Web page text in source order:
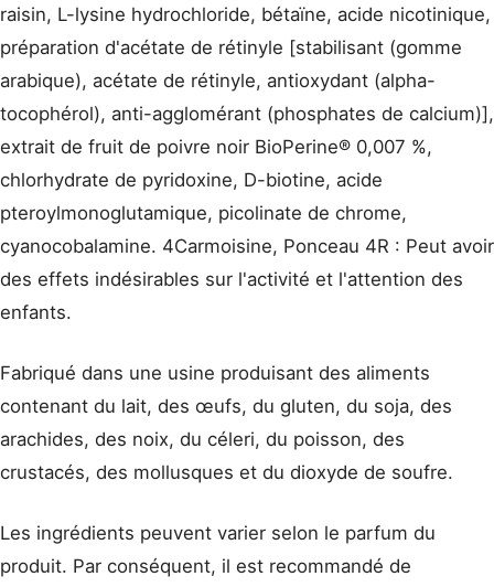
raisin, L-lysine hydrochloride, bétaïne, acide nicotinique,
préparation d'acétate de rétinyle [stabilisant (gomme
arabique), acétate de rétinyle, antioxydant (alpha-
tocophérol), anti-agglomérant (phosphates de calcium)],
extrait de fruit de poivre noir BioPerine® 0,007 %,
chlorhydrate de pyridoxine, D-biotine, acide
pteroylmonoglutamique, picolinate de chrome,
cyanocobalamine. 4Carmoisine, Ponceau 4R : Peut avoir
des effets indésirables sur l'activité et l'attention des
enfants.
Fabriqué dans une usine produisant des aliments
contenant du lait, des œufs, du gluten, du soja, des
arachides, des noix, du céleri, du poisson, des
crustacés, des mollusques et du dioxyde de soufre.
Les ingrédients peuvent varier selon le parfum du
produit. Par conséquent, il est recommandé de